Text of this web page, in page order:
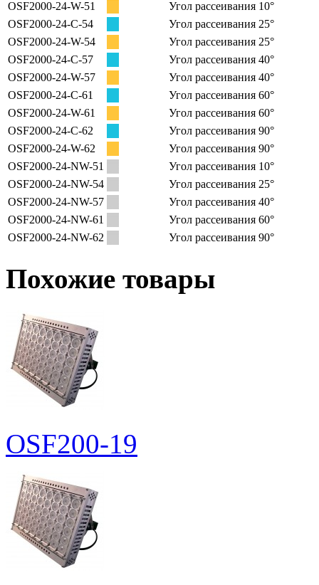
OSF2000-24-W-51
Угол рассеивания 10°
OSF2000-24-C-54
Угол рассеивания 25°
OSF2000-24-W-54
Угол рассеивания 25°
OSF2000-24-C-57
Угол рассеивания 40°
OSF2000-24-W-57
Угол рассеивания 40°
OSF2000-24-C-61
Угол рассеивания 60°
OSF2000-24-W-61
Угол рассеивания 60°
OSF2000-24-C-62
Угол рассеивания 90°
OSF2000-24-W-62
Угол рассеивания 90°
OSF2000-24-NW-51
Угол рассеивания 10°
OSF2000-24-NW-54
Угол рассеивания 25°
OSF2000-24-NW-57
Угол рассеивания 40°
OSF2000-24-NW-61
Угол рассеивания 60°
OSF2000-24-NW-62
Угол рассеивания 90°
Похожие товары
OSF200-19